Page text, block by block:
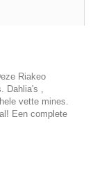
Riakeo
Dahlia's ,
vette mines.
Een complete